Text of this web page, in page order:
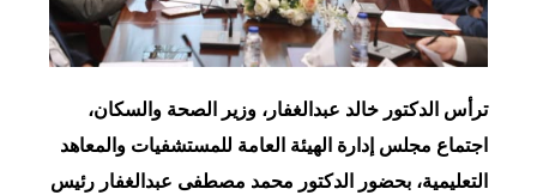
ترأس الدكتور خالد عبدالغفار، وزير الصحة والسكان،
اجتماع مجلس إدارة الهيئة العامة للمستشفيات والمعاهد
التعليمية، بحضور الدكتور محمد مصطفى عبدالغفار رئيس